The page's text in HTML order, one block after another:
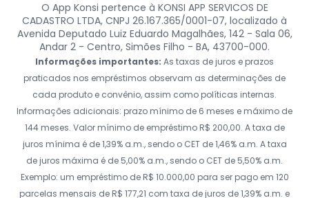
O App Konsi pertence à KONSI APP SERVICOS DE
CADASTRO LTDA, CNPJ 26.167.365/0001-07, localizado à
Avenida Deputado Luiz Eduardo Magalhães, 142 - Sala 06,
Andar 2 - Centro, Simões Filho - BA, 43700-000.
Informações importantes: As taxas de juros e prazos
praticados nos empréstimos observam as determinações de
cada produto e convênio, assim como políticas internas.
Informações adicionais: prazo mínimo de 6 meses e máximo de
144 meses. Valor mínimo de empréstimo R$ 200,00. A taxa de
juros mínima é de 1,39% a.m., sendo o CET de 1,46% a.m. A taxa
de juros máxima é de 5,00% a.m., sendo o CET de 5,50% a.m.
Exemplo: um empréstimo de R$ 10.000,00 para ser pago em 120
parcelas mensais de R$ 177,21 com taxa de juros de 1,39% a.m. e